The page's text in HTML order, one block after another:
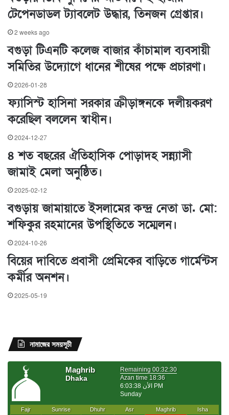
টেপেনডাডল ট্যাবলেট উদ্ধার, তিনজন গ্রেপ্তার।
2 weeks ago
বগুড়া টিএনটি কলেজ বাজার কাঁচামাল ব্যবসায়ী
সমিতির উদ্যোগে ধানের শীষের পক্ষে প্রচারণা।
2026-01-28
ফ্যাসিস্ট হাসিনা সরকার ক্রীড়াঙ্গনকে দলীয়করণ
করেছিল বললেন স্বাধীন।
2024-12-27
৪ শত বছরের ঐতিহাসিক পোড়াদহ সন্ন্যাসী
জামাই মেলা অনুষ্ঠিত।
2025-02-12
বগুড়ায় জামায়াতে ইসলামের কন্দ্র নেতা ডা. মো:
শফিকুর রহমানের উপস্থিতিতে সম্মেলন।
2024-10-26
বিয়ের দাবিতে প্রবাসী প্রেমিকের বাড়িতে গার্মেন্টস
কর্মীর অনশন।
2025-05-19
নামাজের সময়সূচী